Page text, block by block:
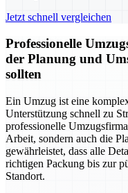
Jetzt schnell vergleichen
Professionelle
der Planung und
sollten
Ein Umzug ist eine
Unterstützung schnell zu
professionelle
Arbeit, sondern auch die
gewährleistet, dass alle
richtigen Packung bis zur
Standort.